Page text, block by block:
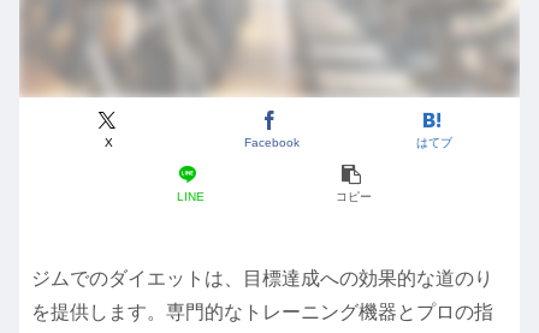
X Facebook はてブ
LINE コピー
ジムでのダイエットは、目標達成への効果的な道のり
を提供します。専門的なトレーニング機器とプロの指